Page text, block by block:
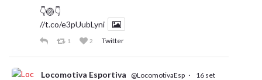
👇🏐👇
//t.co/e3pUubLyni
1 2 Twitter
Locomotiva Esportiva @LocomotivaEsp · 16 set